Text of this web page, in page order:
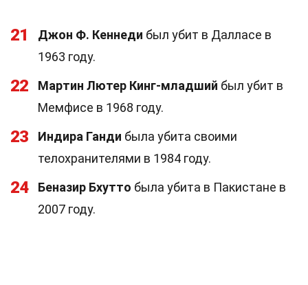
21 Джон Ф. Кеннеди был убит в Далласе в
1963 году.
22 Мартин Лютер Кинг-младший был убит в
Мемфисе в 1968 году.
23 Индира Ганди была убита своими
телохранителями в 1984 году.
24 Беназир Бхутто была убита в Пакистане в
2007 году.